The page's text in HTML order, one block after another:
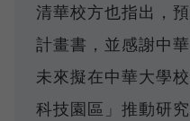
清華校方也指出，
計畫書，並感謝中
未來擬在中華大學
科技園區」推動研究